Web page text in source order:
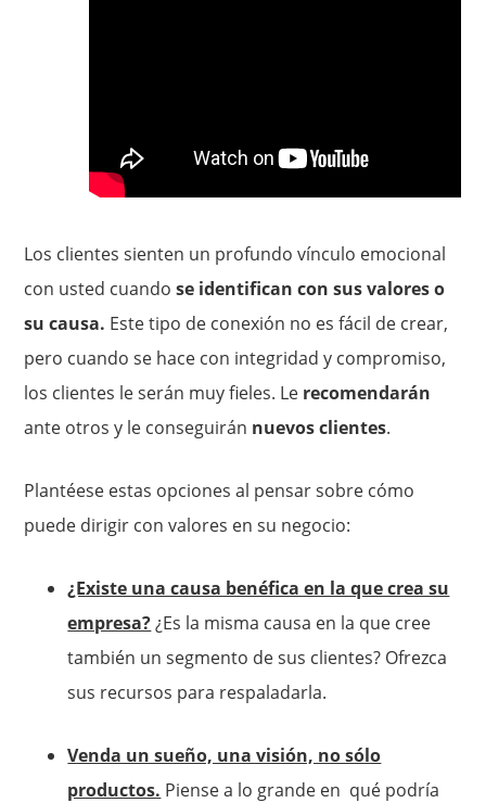
Los clientes sienten un profundo vínculo emocional
con usted cuandose identifican con sus valores o
su causa. Este tipo de conexión no es fácil de crear,
pero cuando se hace con integridad y compromiso,
los clientes le serán muy fieles. Le recomendarán
ante otros y le conseguirán nuevos clientes.
Plantéese estas opciones al pensar sobre cómo
puede dirigir con valores en su negocio:
¿Existe una causa benéfica en la que crea su
empresa?¿Es la misma causa en la que cree
también un segmento de sus clientes? Ofrezca
sus recursos para respaladarla.
Venda un sueño, una visión, no sólo
productos. Piense a lo grande en qué podría